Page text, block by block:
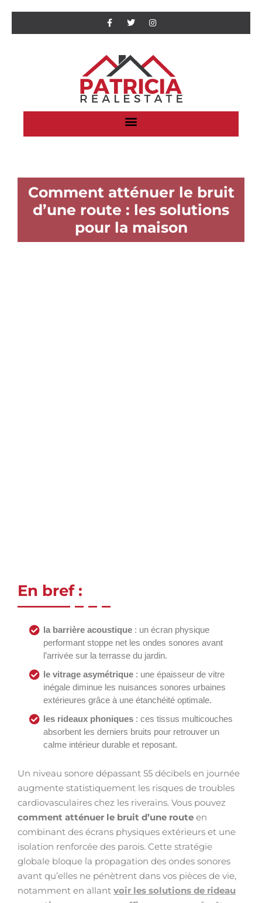
Comment atténuer le bruit
d’une route : les solutions
pour la maison
En bref :
la barrière acoustique : un écran physique
performant stoppe net les ondes sonores avant
l’arrivée sur la terrasse du jardin.
le vitrage asymétrique : une épaisseur de vitre
inégale diminue les nuisances sonores urbaines
extérieures grâce à une étanchéité optimale.
les rideaux phoniques : ces tissus multicouches
absorbent les derniers bruits pour retrouver un
calme intérieur durable et reposant.
Un niveau sonore dépassant 55 décibels en journée
augmente statistiquement les risques de troubles
cardiovasculaires chez les riverains. Vous pouvez
comment atténuer le bruit d’une route en
combinant des écrans physiques extérieurs et une
isolation renforcée des parois. Cette stratégie
globale bloque la propagation des ondes sonores
avant qu’elles ne pénètrent dans vos pièces de vie,
notamment en allant voir les solutions de rideau